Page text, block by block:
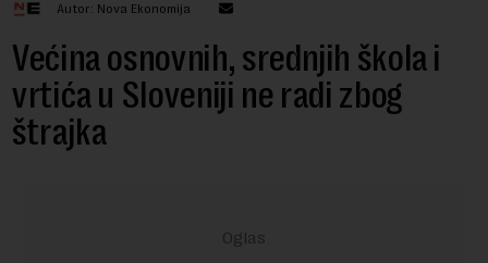
Autor: Nova Ekonomija
Većina osnovnih, srednjih škola i
vrtića u Sloveniji ne radi zbog
štrajka